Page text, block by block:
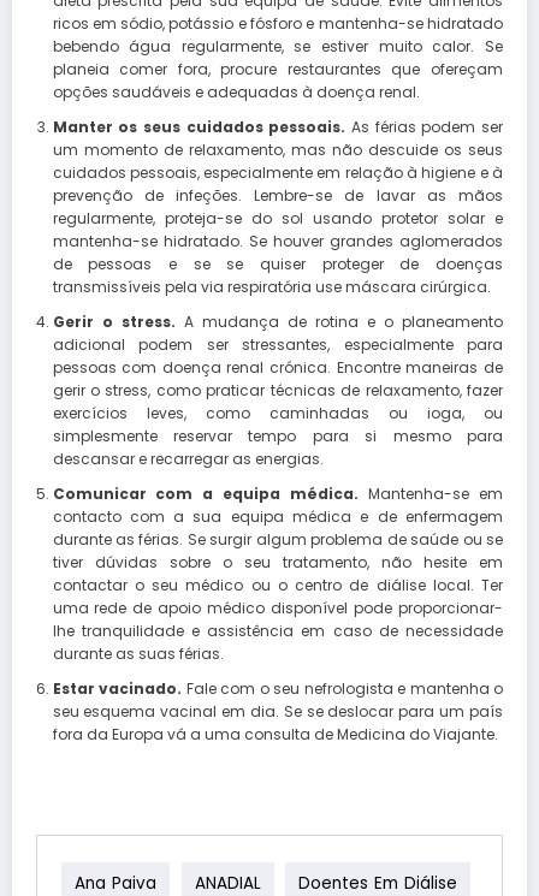
ricos em sódio, potássio e fósforo e mantenha-se hidratado
bebendo água regularmente, se estiver muito calor. Se
planeia comer fora, procure restaurantes que ofereçam
opções saudáveis e adequadas à doença renal.
Manter os seus cuidados pessoais. As férias podem ser
um momento de relaxamento, mas não descuide os seus
cuidados pessoais, especialmente em relação à higiene e à
prevenção de infeções. Lembre-se de lavar as mãos
regularmente, proteja-se do sol usando protetor solar e
mantenha-se hidratado. Se houver grandes aglomerados
de pessoas e se se quiser proteger de doenças
transmissíveis pela via respiratória use máscara cirúrgica.
Gerir o stress. A mudança de rotina e o planeamento
adicional podem ser stressantes, especialmente para
pessoas com doença renal crónica. Encontre maneiras de
gerir o stress, como praticar técnicas de relaxamento, fazer
exercícios leves, como caminhadas ou ioga, ou
simplesmente reservar tempo para si mesmo para
descansar e recarregar as energias.
Comunicar com a equipa médica.Mantenha-se em
contacto com a sua equipa médica e de enfermagem
durante as férias. Se surgir algum problema de saúde ou se
tiver dúvidas sobre o seu tratamento, não hesite em
contactar o seu médico ou o centro de diálise local. Ter
uma rede de apoio médico disponível pode proporcionar-
lhe tranquilidade e assistência em caso de necessidade
durante as suas férias.
Estar vacinado. Fale com o seu nefrologista e mantenha o
seu esquema vacinal em dia. Se se deslocar para um país
fora da Europa vá a uma consulta de Medicina do Viajante.
Ana Paiva ANADIAL Doentes Em Diálise